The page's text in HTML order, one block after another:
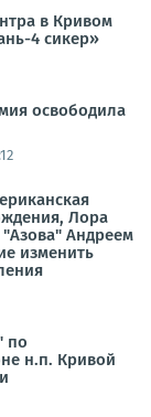
в Кривом
4 сикер»
освободила
Лора
Андреем
изменить
по
н.п. Кривой